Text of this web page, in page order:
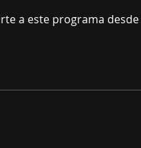
a este programa desde